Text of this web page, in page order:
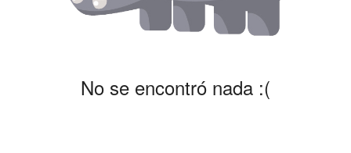
No se encontró nada :(